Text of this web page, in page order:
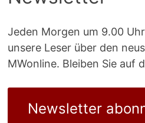
Jeden Morgen um 9.00
unsere Leser über den
MWonline. Bleiben Sie auf
Newsletter